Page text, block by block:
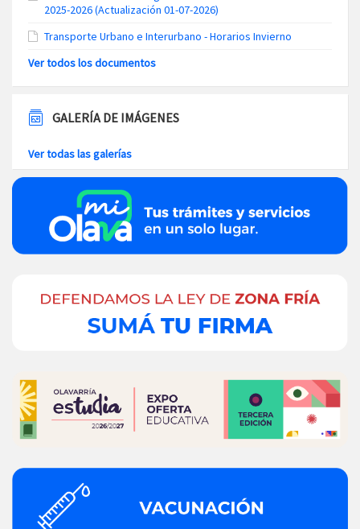
2025-2026 (Actualización 01-07-2026)
Transporte Urbano e Interurbano - Horarios Invierno
Ver todos los documentos
GALERÍA DE IMÁGENES
Ver todas las galerías